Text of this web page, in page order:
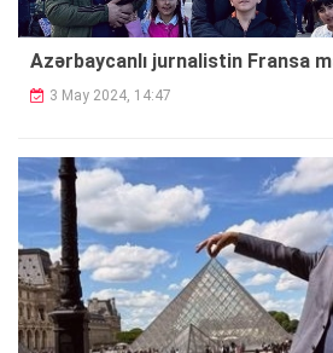
Azərbaycanlı jurnalistin Fransa
3 May 2024, 14:47